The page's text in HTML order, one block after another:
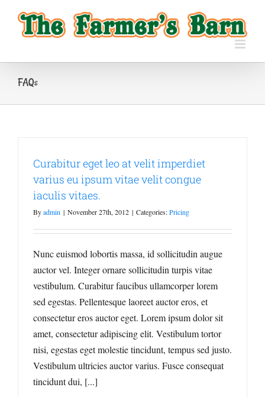
content
FAQs
Curabitur eget leo at velit imperdiet
varius eu ipsum vitae velit congue
iaculis vitaes.
Byadmin | November 27th, 2012 | Categories:Pricing
Nunc euismod lobortis massa, id sollicitudin augue
auctor vel. Integer ornare sollicitudin turpis vitae
vestibulum. Curabitur faucibus ullamcorper lorem
sed egestas. Pellentesque laoreet auctor eros, et
consectetur eros auctor eget. Lorem ipsum dolor sit
amet, consectetur adipiscing elit. Vestibulum tortor
nisi, egestas eget molestie tincidunt, tempus sed justo.
Vestibulum ultricies auctor varius. Fusce consequat
tincidunt dui, [...]